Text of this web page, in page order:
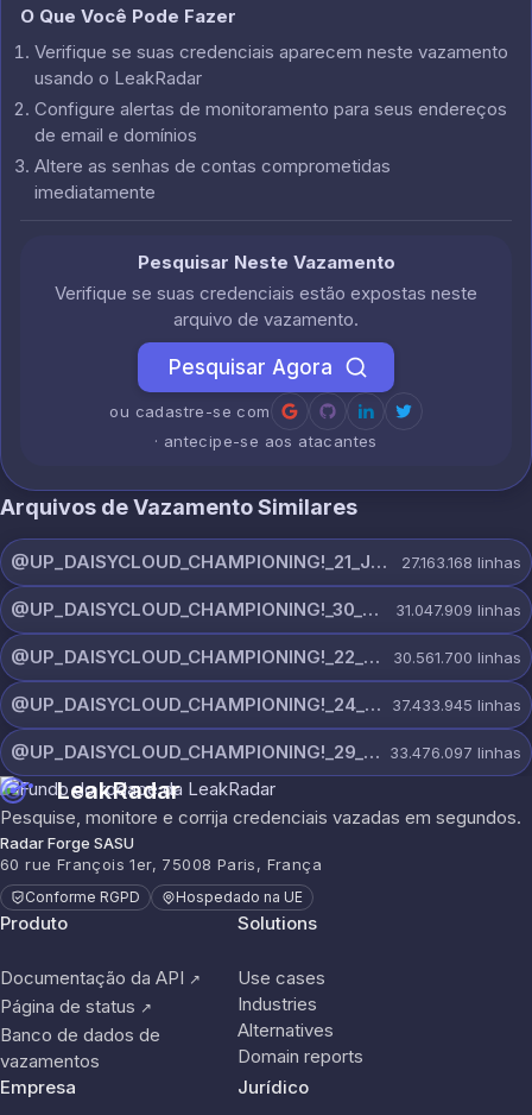
O Que Você Pode Fazer
Verifique se suas credenciais aparecem neste vazamento
usando o LeakRadar
Configure alertas de monitoramento para seus endereços
de email e domínios
Altere as senhas de contas comprometidas
imediatamente
Pesquisar Neste Vazamento
Verifique se suas credenciais estão expostas neste
arquivo de vazamento.
Pesquisar Agora
ou cadastre-se com
· antecipe-se aos atacantes
Arquivos de Vazamento Similares
@UP_DAISYCLOUD_CHAMPIONING!_21_JULY_5150_ON_CHANNEL.rar 27.163.168 linhas
@UP_DAISYCLOUD_CHAMPIONING!_30_JULY_5378_ON_CHANNEL.rar 31.047.909 linhas
@UP_DAISYCLOUD_CHAMPIONING!_22_JULY_5828_ON_CHANNEL.rar 30.561.700 linhas
@UP_DAISYCLOUD_CHAMPIONING!_24_JULY_5440_ON_CHANNEL.rar 37.433.945 linhas
@UP_DAISYCLOUD_CHAMPIONING!_29_JULY_5829_ON_CHANNEL.rar 33.476.097 linhas
LeakRadar
Pesquise, monitore e corrija credenciais vazadas em segundos.
Radar Forge SASU
60 rue François 1er, 75008 Paris, França
Conforme RGPD Hospedado na UE
Produto
Documentação da API ↗
Página de status ↗
Banco de dados de
vazamentos
Solutions
Use cases
Industries
Alternatives
Domain reports
Empresa
Jurídico